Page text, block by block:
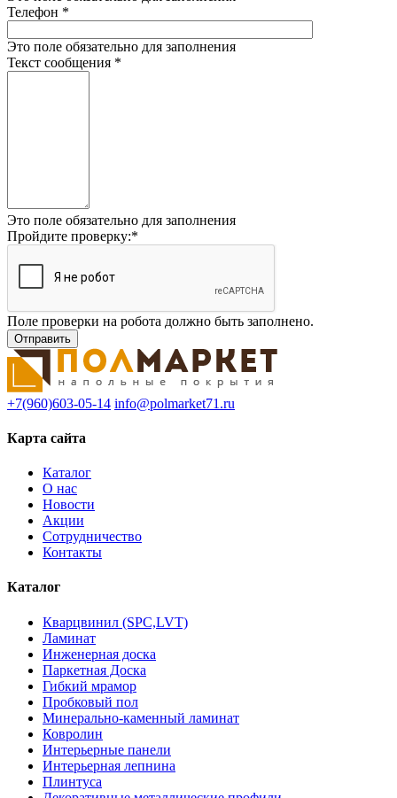
Телефон *
Это поле обязательно для заполнения
Текст сообщения *
Это поле обязательно для заполнения
Пройдите проверку:*
Поле проверки на робота должно быть заполнено.
+7(960)603-05-14 info@polmarket71.ru
Карта сайта
Каталог
О нас
Новости
Акции
Сотрудничество
Контакты
Каталог
Кварцвинил (SPC,LVT)
Ламинат
Инженерная доска
Паркетная Доска
Гибкий мрамор
Пробковый пол
Минерально-каменный ламинат
Ковролин
Интерьерные панели
Интерьерная лепнина
Плинтуса